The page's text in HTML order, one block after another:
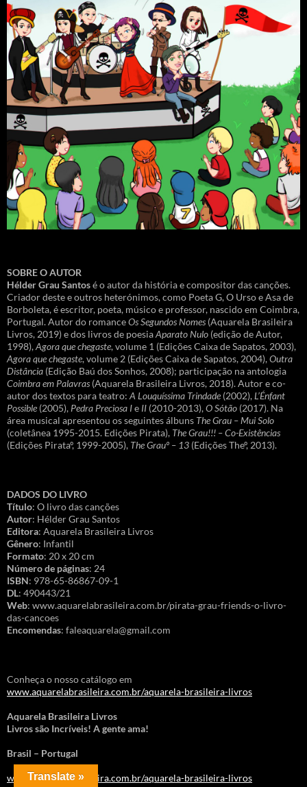
SOBRE O AUTOR
Hélder Grau Santosé o autor da história e compositor das canções.
Criador deste e outros heterónimos, como Poeta G, O Urso e Asa de
Borboleta, é escritor, poeta, músico e professor, nascido em Coimbra,
Portugal. Autor do romanceOs Segundos Nomes (Aquarela Brasileira
Livros, 2019) e dos livros de poesiaAparato Nulo (edição de Autor,
1998),Agora que chegaste, volume 1 (Edições Caixa de Sapatos, 2003),
Agora que chegaste, volume 2 (Edições Caixa de Sapatos, 2004),Outra
Distância (Edição Baú dos Sonhos, 2008); participação na antologia
Coimbra em Palavras (Aquarela Brasileira Livros, 2018). Autor e co-
autor dos textos para teatro: A Louquíssima Trindade (2002),L’Énfant
Possible (2005), Pedra Preciosa Ie II (2010-2013),O Sótão (2017). Na
área musical apresentou os seguintes álbuns The Grau – Mui Solo
(coletânea 1995-2015. Edições Pirata), The Grau!!! – Co-Existências
(Edições Pirataº, 1999-2005), The Grauº – 13 (Edições Theº, 2013).
DADOS DO LIVRO
Título: O livro das canções
Autor: Hélder Grau Santos
Editora: Aquarela Brasileira Livros
Gênero: Infantil
Formato: 20 x 20 cm
Número de páginas: 24
ISBN: 978-65-86867-09-1
DL: 490443/21
Web: www.aquarelabrasileira.com.br/pirata-grau-friends-o-livro-
das-cancoes
Encomendas: faleaquarela@gmail.com
Conheça o nosso catálogo em
www.aquarelabrasileira.com.br/aquarela-brasileira-livros
Aquarela Brasileira Livros
Livros são Incríveis! A gente ama!
Brasil – Portugal
www.aquarelabrasileira.com.br/aquarela-brasileira-livros
Translate »